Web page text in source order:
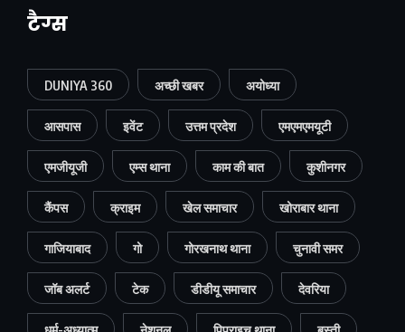
टैग्स
DUNIYA 360 अच्छी खबर अयोध्या
आसपास इवेंट उत्तम प्रदेश एमएमएमयूटी
एमजीयूजी एम्स थाना काम की बात कुशीनगर
कैंपस क्राइम खेल समाचार खोराबार थाना
गाजियाबाद गो गोरखनाथ थाना चुनावी समर
जॉब अलर्ट टेक डीडीयू समाचार देवरिया